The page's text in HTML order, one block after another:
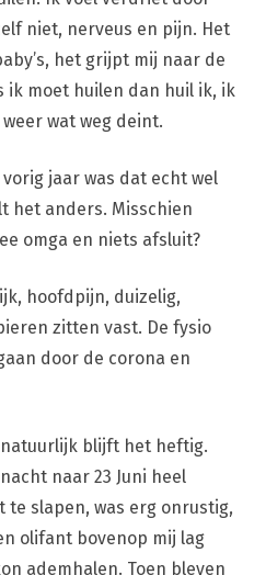
niet, nerveus en pijn. Het
het grijpt mij naar de
ik moet huilen dan huil ik, ik
wat weg deint.
jaar was dat echt wel
het anders. Misschien
omga en niets afsluit?
hoofdpijn, duizelig,
zitten vast. De fysio
door de corona en
natuurlijk blijft het heftig.
naar 23 Juni heel
te slapen, was erg onrustig,
olifant bovenop mij lag
ademhalen. Toen bleven